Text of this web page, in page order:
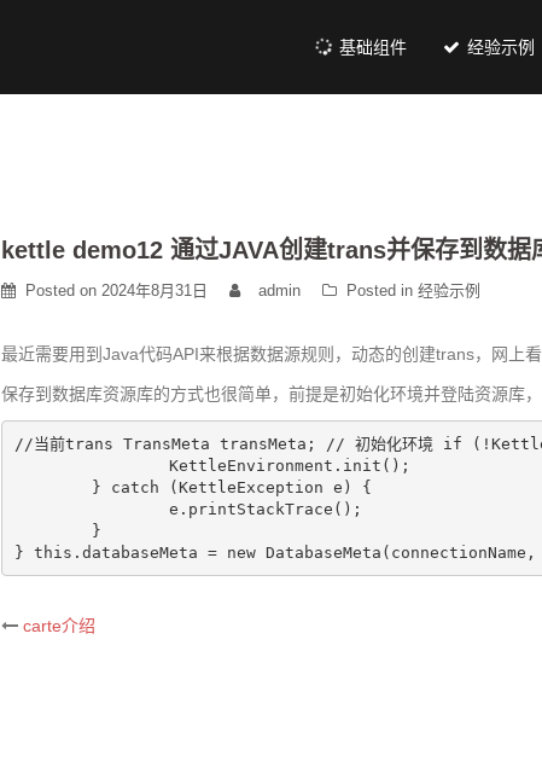
基础组件 经验示例
kettle demo12 通过JAVA创建trans并保存到数据
Posted on 2024年8月31日 admin Posted in 经验示例
最近需要用到Java代码API来根据数据源规则，动态的创建trans，网上
保存到数据库资源库的方式也很简单，前提是初始化环境并登陆资源库
//当前trans TransMeta transMeta; // 初始化环境 if
	}
catch (KettleException e) {
} this .databaseMeta = new
Post
carte介绍